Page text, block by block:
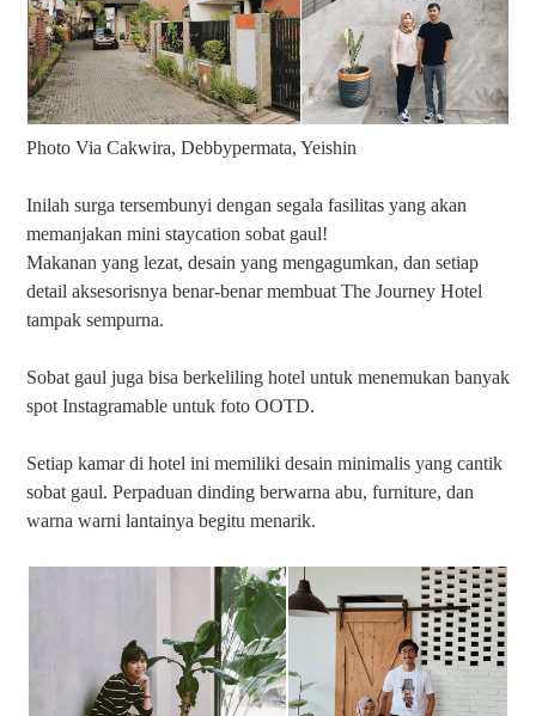
Photo Via Cakwira, Debbypermata, Yeishin
Inilah surga tersembunyi dengan segala fasilitas yang akan
memanjakan mini staycation sobat gaul!
Makanan yang lezat, desain yang mengagumkan, dan setiap
detail aksesorisnya benar-benar membuat The Journey Hotel
tampak sempurna.
Sobat gaul juga bisa berkeliling hotel untuk menemukan banyak
spot Instagramable untuk foto OOTD.
Setiap kamar di hotel ini memiliki desain minimalis yang cantik
sobat gaul. Perpaduan dinding berwarna abu, furniture, dan
warna warni lantainya begitu menarik.